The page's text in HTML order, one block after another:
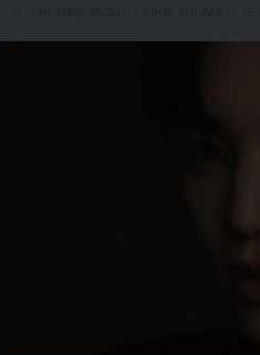
UNCATEGORIZED KPOP YOUZAB